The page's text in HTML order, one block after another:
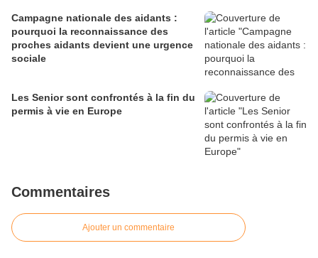
Campagne nationale des aidants :
pourquoi la reconnaissance des
proches aidants devient une urgence
sociale
Les Senior sont confrontés à la fin du
permis à vie en Europe
Commentaires
Ajouter un commentaire